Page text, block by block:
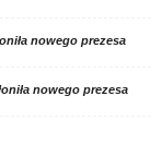
nowego prezesa
nowego prezesa